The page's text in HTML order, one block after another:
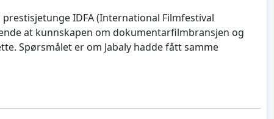
IDFA (International Filmfestival
at kunnskapen om dokumentarfilmbransjen og
Spørsmålet er om Jabaly hadde fått samme